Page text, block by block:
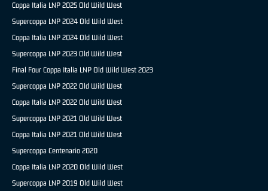
Coppa Italia LNP 2025 Old Wild West
Supercoppa LNP 2024 Old Wild West
Coppa Italia LNP 2024 Old Wild West
Supercoppa LNP 2023 Old Wild West
Final Four Coppa Italia LNP Old Wild West 2023
Supercoppa LNP 2022 Old Wild West
Coppa Italia LNP 2022 Old Wild West
Supercoppa LNP 2021 Old Wild West
Coppa Italia LNP 2021 Old Wild West
Supercoppa Centenario 2020
Coppa Italia LNP 2020 Old Wild West
Supercoppa LNP 2019 Old Wild West